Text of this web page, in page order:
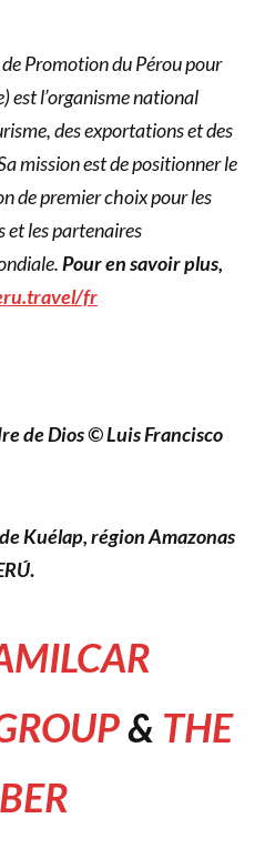
Promotion du Pérou pour
est l’organisme national
des exportations et des
mission est de positionner le
de premier choix pour les
et les partenaires
Pour en savoir plus,
fr
de Dios © Luis Francisco
Kuélap, région Amazonas
.
& THE